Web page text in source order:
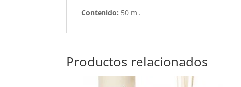
Contenido: 50 ml.
Productos relacionados